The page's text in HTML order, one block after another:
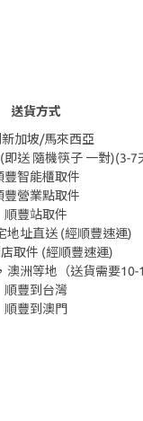
送貨方式
加坡/馬來西亞
即送 隨機筷子 一對)(3-7
豐智能櫃取件
豐營業點取件
順豐站取件
地址直送 (經順豐速運)
取件 (經順豐速運)
澳洲等地（送貨需要10-
順豐到台灣
順豐到澳門